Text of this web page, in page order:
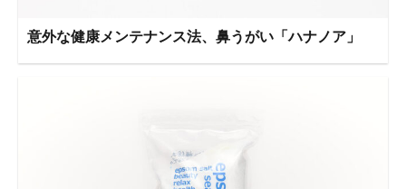
意外な健康メンテナンス法、鼻うがい「ハナノア」